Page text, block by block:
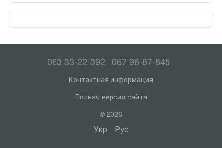
063 33-22-392 067 96-87-845
Контактная информация
Полная версия сайта
© 2026
Укр Рус